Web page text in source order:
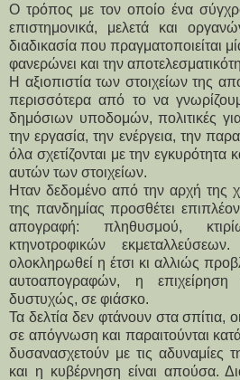
Ο τρόπος με τον οποίο ένα
επιστημονικά, μελετά και
διαδικασία που πραγματοποιείται
φανερώνει και την
Η αξιοπιστία των στοιχείων της
περισσότερα από το να
δημόσιων υποδομών, πολιτικές
την εργασία, την ενέργεια, την
όλα σχετίζονται με την εγκυρότητα
αυτών των στοιχείων.
Ηταν δεδομένο από την αρχή της
της πανδημίας προσθέτει
απογραφή: πληθυσμού,
κτηνοτροφικών
ολοκληρωθεί η έτσι κι αλλιώς
αυτοαπογραφών, η επιχείρηση
δυστυχώς, σε φιάσκο.
Τα δελτία δεν φτάνουν στα σπίτια,
σε απόγνωση και παραιτούνται
δυσανασχετούν με τις αδυναμίες
και η κυβέρνηση είναι απούσα.